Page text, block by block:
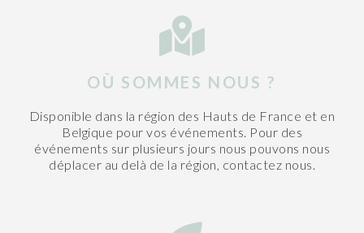
OÙ SOMMES NOUS ?
Disponible dans la région des Hauts de France et en
Belgique pour vos événements. Pour des
événements sur plusieurs jours nous pouvons nous
déplacer au delà de la région, contactez nous.